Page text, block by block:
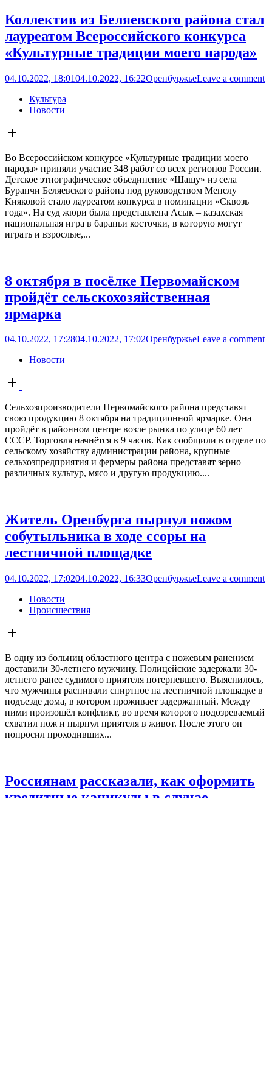
Коллектив из Беляевского района стал
лауреатом Всероссийского конкурса
«Культурные традиции моего народа»
04.10.2022, 18:0104.10.2022, 16:22ОренбуржьеLeave a comment
Культура
Новости
Open
post
Во Всероссийском конкурсе «Культурные традиции моего
народа» приняли участие 348 работ со всех регионов России.
Детское этнографическое объединение «Шашу» из села
Буранчи Беляевского района под руководством Менслу
Кияковой стало лауреатом конкурса в номинации «Сквозь
года». На суд жюри была представлена Асык – казахская
национальная игра в бараньи косточки, в которую могут
играть и взрослые,...
8 октября в посёлке Первомайском
пройдёт сельскохозяйственная
ярмарка
04.10.2022, 17:2804.10.2022, 17:02ОренбуржьеLeave a comment
Новости
Open
post
Сельхозпроизводители Первомайского района представят
свою продукцию 8 октября на традиционной ярмарке. Она
пройдёт в районном центре возле рынка по улице 60 лет
СССР. Торговля начнётся в 9 часов. Как сообщили в отделе по
сельскому хозяйству администрации района, крупные
сельхозпредприятия и фермеры района представят зерно
различных культур, мясо и другую продукцию....
Житель Оренбурга пырнул ножом
собутыльника в ходе ссоры на
лестничной площадке
04.10.2022, 17:0204.10.2022, 16:33ОренбуржьеLeave a comment
Новости
Происшествия
Open
post
В одну из больниц областного центра с ножевым ранением
доставили 30-летнего мужчину. Полицейские задержали 30-
летнего ранее судимого приятеля потерпевшего. Выяснилось,
что мужчины распивали спиртное на лестничной площадке в
подъезде дома, в котором проживает задержанный. Между
ними произошёл конфликт, во время которого подозреваемый
схватил нож и пырнул приятеля в живот. После этого он
попросил проходивших...
Россиянам рассказали, как оформить
кредитные каникулы в случае